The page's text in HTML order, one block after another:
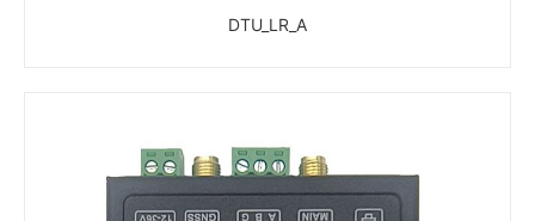
DTU_LR_A